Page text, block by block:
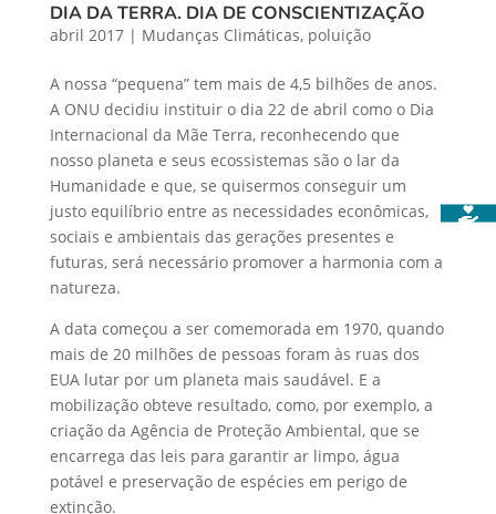
DIA DA TERRA. DIA DE CONSCIENTIZAÇÃO
abril 2017| Mudanças Climáticas, poluição
A nossa “pequena” tem mais de 4,5 bilhões de anos.
A ONU decidiu instituir o dia 22 de abril como o Dia
Internacional da Mãe Terra, reconhecendo que
nosso planeta e seus ecossistemas são o lar da
Humanidade e que, se quisermos conseguir um
justo equilíbrio entre as necessidades econômicas,
sociais e ambientais das gerações presentes e
futuras, será necessário promover a harmonia com a
natureza.
A data começou a ser comemorada em 1970, quando
mais de 20 milhões de pessoas foram às ruas dos
EUA lutar por um planeta mais saudável. E a
mobilização obteve resultado, como, por exemplo, a
criação da Agência de Proteção Ambiental, que se
encarrega das leis para garantir ar limpo, água
potável e preservação de espécies em perigo de
extinção.